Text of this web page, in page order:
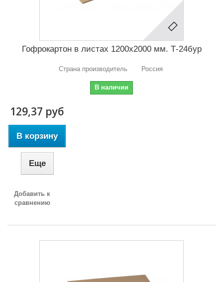
Гофрокартон в листах 1200х2000 мм. Т-24бур
Страна производитель Россия
В наличии
129,37 руб
В корзину
Еще
Добавить к
сравнению